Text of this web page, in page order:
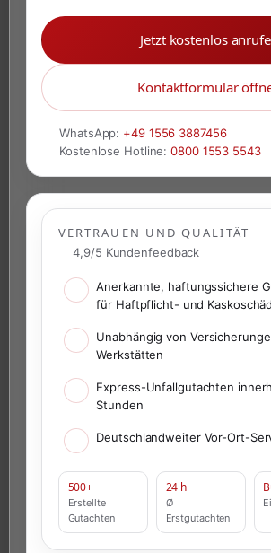
Jetzt kostenlos
Kontaktformular
WhatsApp: +49 1556 3887456
Kostenlose Hotline:0800 1553 5543
VERTRAUEN UND QUALITÄT
4,9/5 Kundenfeedback
Anerkannte, haftungssichere
für Haftpflicht- und
Unabhängig von
Werkstätten
Express-Unfallgutachten
Stunden
Deutschlandweiter Vor-Ort-
500+
Erstellte
Gutachten
24 h
Ø
Erstgutachten